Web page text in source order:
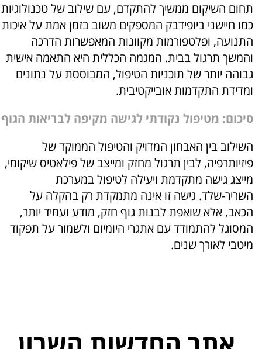
תחום השיקום ממשיך להתקדם, עם שילוב של טכנולוגיות
כמו חיישני ביופידבק המספקים משוב בזמן אמת על איכות
התנועה, ופלטפורמות מקוונות המאפשרות הדרכה
והמשך תרגול בבית. המגמה הכללית היא התאמה אישית
גבוהה יותר של תוכניות הטיפול, המבוססת על נתונים
ומדידת התקדמות אובייקטיבית.
סיכום: מטיפול נקודתי לגישה מקיפה לבריאות הגוף
השילוב בין האבחון המדויק והטיפול הממוקד של
פיזיותרפיה, לבין תרגול מחזק ומייצב של פילאטיס שיקומי,
מייצג גישה מתקדמת ויעילה לטיפול במערכת
השריר-שלד. גישה זו אינה מתמקדת רק בהקלה על
הכאב, אלא שואפת לבנות גוף חזק, מודע ועמיד יותר,
המסוגל להתמודד עם אתגרי היומיום ולשמור על תפקוד
מיטבי לאורך שנים.